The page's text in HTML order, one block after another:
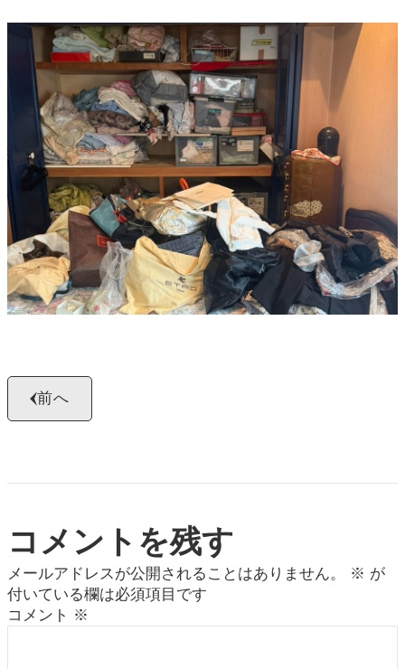
よくある質問
お問い合わせ
0120-29-5302
受付時間9:00〜18:00（年中無休※年末年始は除く）
お申し込みフォーム
前へ
コメントを残す
メールアドレスが公開されることはありません。 ※ が
付いている欄は必須項目です
コメント ※